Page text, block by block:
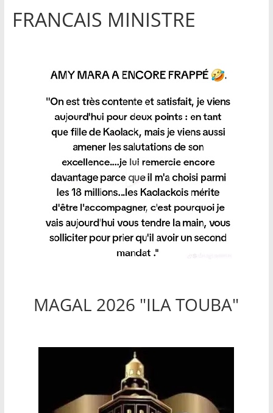
FRANCAIS MINISTRE
MAGAL 2026 "ILA TOUBA"